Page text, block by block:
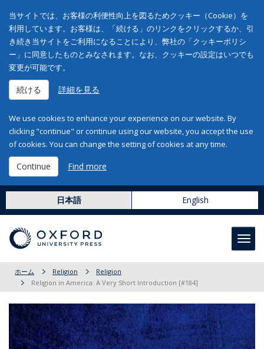
当サイトでは、お客様の利便性向上を図るためクッキー（Cookie）を
利用しています。お客様は、「続ける」のリンクをクリックするか、引
き続き当サイトをご利用になることにより、弊社の「クッキーポリシ
ー」に同意したものとみなされます。なお、クッキーの設定はいつでも
変更が可能です。
続ける 詳細を見る
We use cookies to enhance your experience on our website. By
clicking "continue" or continue using our website, you accept the use
of cookies. You can change the setting of cookies at any time.
Continue Find more
日本語 English
ホーム Religion
Religion
Religion in America: A Very Short Introduction [#184]